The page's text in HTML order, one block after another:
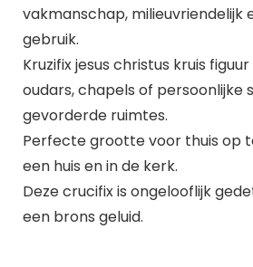
vakmanschap, milieuvriendelijk
gebruik.
Kruzifix jesus christus kruis
oudars, chapels of persoonlijke
gevorderde ruimtes.
Perfecte grootte voor thuis op
een huis en in de kerk.
Deze crucifix is ongelooflijk
een brons geluid.